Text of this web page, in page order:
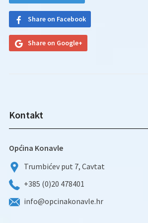
Share on Facebook
Share on Google+
Kontakt
Općina Konavle
Trumbićev put 7, Cavtat
+385 (0)20 478401
info@opcinakonavle.hr